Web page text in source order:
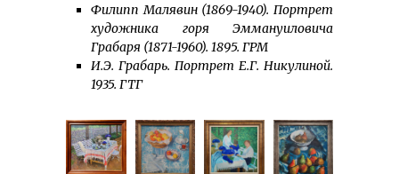
Филипп Малявин (1869-1940). Портрет
художника горя Эммануиловича
Грабаря (1871-1960). 1895. ГРМ
И.Э. Грабарь. Портрет Е.Г. Никулиной.
1935. ГТГ